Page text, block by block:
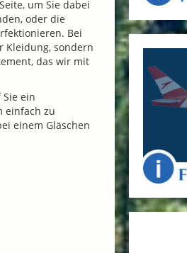
um Sie dabei
oder die
Bei
Kleidung, sondern
das wir mit
ein
einfach zu
einem Gläschen